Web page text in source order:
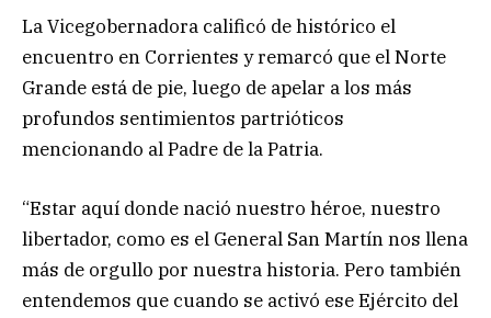
La Vicegobernadora calificó de histórico el
encuentro en Corrientes y remarcó que el Norte
Grande está de pie, luego de apelar a los más
profundos sentimientos partrióticos
mencionando al Padre de la Patria.
“Estar aquí donde nació nuestro héroe, nuestro
libertador, como es el General San Martín nos llena
más de orgullo por nuestra historia. Pero también
entendemos que cuando se activó ese Ejército del